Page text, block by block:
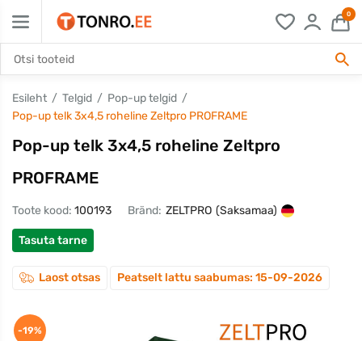
0
Esileht Telgid
Pop-up telgid
Pop-up telk 3x4,5 roheline Zeltpro PROFRAME
Pop-up telk 3x4,5 roheline Zeltpro
PROFRAME
Toote kood: 100193 Bränd: ZELTPRO (Saksamaa)
Tasuta tarne
Laost otsas Peatselt lattu saabumas: 15-09-2026
-19%